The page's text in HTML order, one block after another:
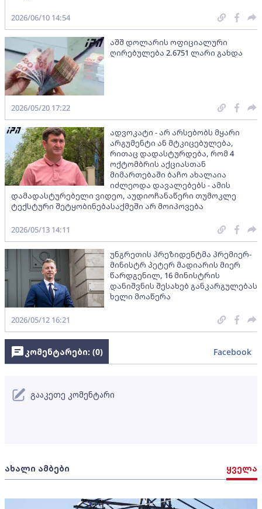
2026/06/10 14:54
აშშ დოლარის ოფიციალური
ღირებულება 2.6751 ლარი გახდა
2026/05/20 17:22
ადვოკატი - არ არსებობს მყარი
არგუმენტი ან მტკიცებულება,
რითაც დადასტურდება, რომ 4
ოქტომბრის აქციასთან
მიმართებაში ბაჩო ახალაია
იძლეოდა დავალებებს - ამის
დამადასტურებელი ვიდეო, აუდიოჩანაწერი თუმოკლე
ტექსტური შეტყობინებასაქმეში არ მოიპოვება
2026/05/13 14:11
უნგრეთის პრეზიდენტმა პრემიერ-
მინისტრ პეტერ მადიარის მიერ
წარდგენილ, 16 მინისტრის
დანიშვნის შესახებ განკარგულებას
ხელი მოაწერა
2026/05/12 16:21
ახალი ამბები ყველა
კომენტარები: (0) Facebook
გააკეთე კომენტარი